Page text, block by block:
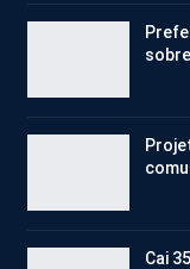
Cai